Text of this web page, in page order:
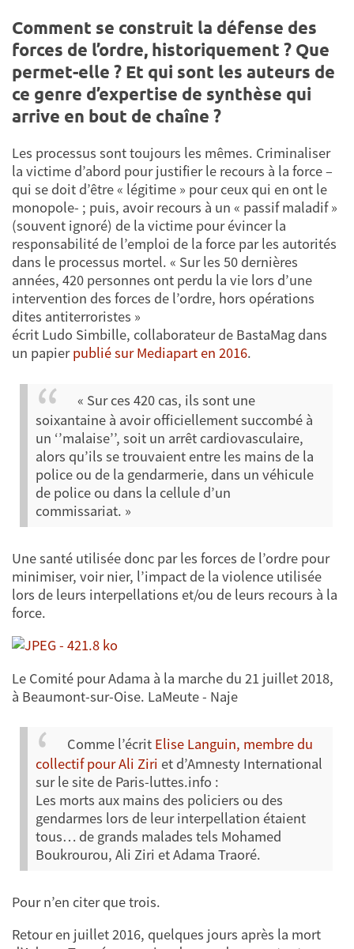
Comment se construit la défense des
forces de l’ordre, historiquement ? Que
permet-elle ? Et qui sont les auteurs de
ce genre d’expertise de synthèse qui
arrive en bout de chaîne ?
Les processus sont toujours les mêmes. Criminaliser
la victime d’abord pour justifier le recours à la force –
qui se doit d’être « légitime » pour ceux qui en ont le
monopole- ; puis, avoir recours à un « passif maladif »
(souvent ignoré) de la victime pour évincer la
responsabilité de l’emploi de la force par les autorités
dans le processus mortel. « Sur les 50 dernières
années, 420 personnes ont perdu la vie lors d’une
intervention des forces de l’ordre, hors opérations
dites antiterroristes »
écrit Ludo Simbille, collaborateur de BastaMag dans
un papierpublié sur Mediapart en 2016.
« Sur ces 420 cas, ils sont une
soixantaine à avoir officiellement succombé à
un ‘’malaise’’, soit un arrêt cardiovasculaire,
alors qu’ils se trouvaient entre les mains de la
police ou de la gendarmerie, dans un véhicule
de police ou dans la cellule d’un
commissariat. »
Une santé utilisée donc par les forces de l’ordre pour
minimiser, voir nier, l’impact de la violence utilisée
lors de leurs interpellations et/ou de leurs recours à la
force.
Le Comité pour Adama à la marche du 21 juillet 2018,
à Beaumont-sur-Oise. LaMeute - Naje
Comme l’écrit Elise Languin, membre du
collectif pour Ali Ziri et d’Amnesty International
sur le site de Paris-luttes.info :
Les morts aux mains des policiers ou des
gendarmes lors de leur interpellation étaient
tous… de grands malades tels Mohamed
Boukrourou, Ali Ziri et Adama Traoré.
Pour n’en citer que trois.
Retour en juillet 2016, quelques jours après la mort